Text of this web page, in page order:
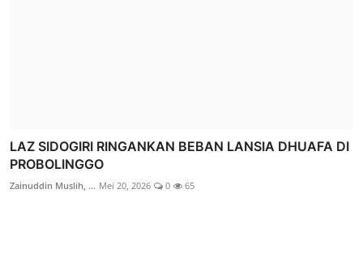
LAZ SIDOGIRI RINGANKAN BEBAN LANSIA DHUAFA DI
PROBOLINGGO
Zainuddin Muslih, ... Mei 20, 2026 0 65